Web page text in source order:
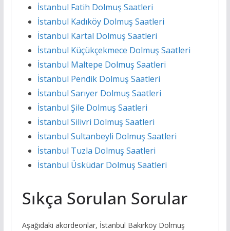
İstanbul Fatih Dolmuş Saatleri
İstanbul Kadıköy Dolmuş Saatleri
İstanbul Kartal Dolmuş Saatleri
İstanbul Küçükçekmece Dolmuş Saatleri
İstanbul Maltepe Dolmuş Saatleri
İstanbul Pendik Dolmuş Saatleri
İstanbul Sarıyer Dolmuş Saatleri
İstanbul Şile Dolmuş Saatleri
İstanbul Silivri Dolmuş Saatleri
İstanbul Sultanbeyli Dolmuş Saatleri
İstanbul Tuzla Dolmuş Saatleri
İstanbul Üsküdar Dolmuş Saatleri
Sıkça Sorulan Sorular
Aşağıdaki akordeonlar, İstanbul Bakırköy Dolmuş